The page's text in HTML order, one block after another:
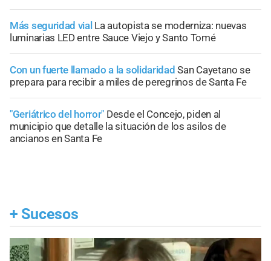
Más seguridad vial La autopista se moderniza: nuevas
luminarias LED entre Sauce Viejo y Santo Tomé
Con un fuerte llamado a la solidaridad San Cayetano se
prepara para recibir a miles de peregrinos de Santa Fe
"Geriátrico del horror" Desde el Concejo, piden al
municipio que detalle la situación de los asilos de
ancianos en Santa Fe
+ Sucesos